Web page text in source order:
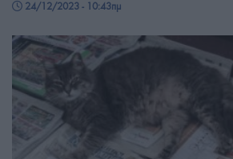
24/12/2023 - 10:43πμ